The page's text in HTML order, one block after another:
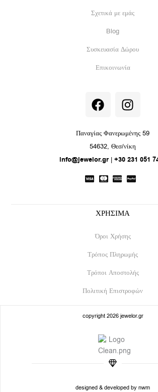
Σχετικά με εμάς
Blog
Συσκευασία Δώρου
Επικοινωνία
F
a
e
b
o
o
k
I
n
t
a
g
r
a
Παναγίας Φανερωμένης 59
54632, Θεσ/νίκη
info@jewelor.gr| +30 231 051
ΧΡΗΣΙΜΑ
Όροι Χρήσης
Τρόπος Πληρωμής
Τρόποι Αποστολής
Πολιτική Επιστροφών
copyright 2026 jewelor.gr
designed & developed by nwm